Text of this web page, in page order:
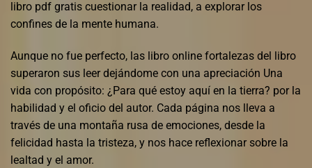
libro pdf gratis cuestionar la realidad, a explorar los
confines de la mente humana.
Aunque no fue perfecto, las libro online​ fortalezas del libro
superaron sus leer dejándome con una apreciación Una
vida con propósito: ¿Para qué estoy aquí en la tierra? por la
habilidad y el oficio del autor. Cada página nos lleva a
través de una montaña rusa de emociones, desde la
felicidad hasta la tristeza, y nos hace reflexionar sobre la
lealtad y el amor.